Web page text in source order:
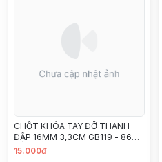
CHỐT KHÓA TAY ĐỠ THANH
ĐẬP 16MM 3,3CM GB119 - 86
CYLINDRICAL PIN M16X3.3
15.000đ